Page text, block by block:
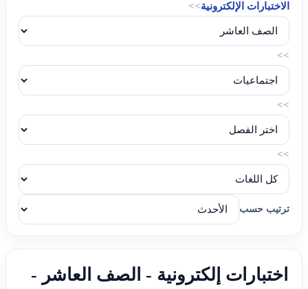
الاختبارات الإلكترونية>>
>>
>>
>>
ترتيب حسب
اختبارات إلكترونية - الصف العاشر -